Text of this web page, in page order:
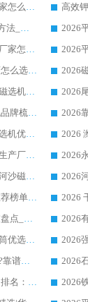
2026强磁滚筒合作厂家怎么选-华体会手机网页版-华体会(中国) 行业优质供应商参考指南
详解河沙磁选机选购方法_除铁器品牌及华体会手机网页版-华体会(中国) 企业解析
2026平板磁选机靠谱厂家怎么选？华体会手机网页版-华体会(中国) 凭硬实力甄选合作品牌
2026 水选磁选机厂商怎么选 潍坊华体会手机网页版-华体会(中国) 技术实力强
2026钾长石强磁辊式磁选机厂家推荐_华体会手机网页版-华体会(中国) 强磁磁选机价格
2026 铁矿干式磁选机品牌梳理 华体会手机网页版-华体会(中国) 厂家甄选要点
2026锰矿强磁辊式磁选机优选品牌_华体会手机网页版-华体会(中国) 专业厂家值得选择
2026山东湿式磁选机生产厂家推荐：华体会手机网页版-华体会(中国) ，深耕磁电领域十余载
2026CTB半逆流水选河沙磁选机哪家好_华体会手机网页版-华体会(中国) _值得信赖
2026 永磁滚筒厂家推荐榜单：技术与实力双驱，华体会手机网页版-华体会(中国) 表现突出
2026 磁选机制造厂家盘点_华体会手机网页版-华体会(中国) _综合实力剖析
2026矿用RCT永磁滚筒优选厂家_华体会手机网页版-华体会(中国) 领衔靠谱品牌盘点
2026全磁滚筒怎么选?靠谱厂家推荐，口碑之选华体会手机网页版-华体会(中国)
2026 磁选机厂家实力排名：技术与实力双轮驱动，华体会手机网页版-华体会(中国) 领跑